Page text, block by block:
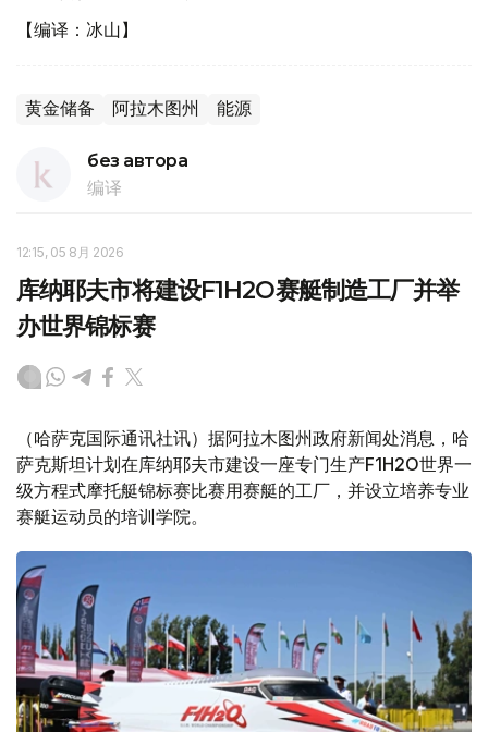
【编译：冰山】
黄金储备 阿拉木图州 能源
без автора
编译
12:15, 05 8月 2026
库纳耶夫市将建设F1H2O赛艇制造工厂并举
办世界锦标赛
（哈萨克国际通讯社讯）据阿拉木图州政府新闻处消息，哈
萨克斯坦计划在库纳耶夫市建设一座专门生产F1H2O世界一
级方程式摩托艇锦标赛比赛用赛艇的工厂，并设立培养专业
赛艇运动员的培训学院。